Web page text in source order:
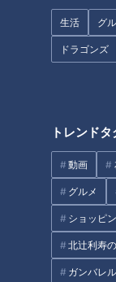
生活 グ
ドラゴンズ
トレンドタ
動画
グルメ
ショッピ
北辻利寿
ガンバレ
審査員！
皮膚の難病「魚鱗
年…○○博士に？～
ュメンタリー「ピ
た息子」第１３９話
『マヂ学校に向か